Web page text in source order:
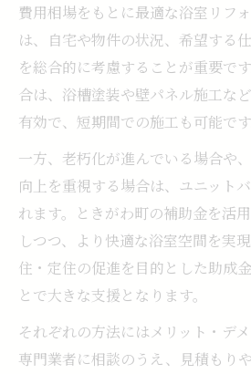
費用相場をもとに最適な浴室リフ
は、自宅や物件の状況、希望する
を総合的に考慮することが重要で
合は、浴槽塗装や壁パネル施工な
有効で、短期間での施工も可能です
一方、老朽化が進んでいる場合や
向上を重視する場合は、ユニット
れます。ときがわ町の補助金を活
しつつ、より快適な浴室空間を実
住・定住の促進を目的とした助成
とで大きな支援となります。
それぞれの方法にはメリット・デメ
専門業者に相談のうえ、見積もり